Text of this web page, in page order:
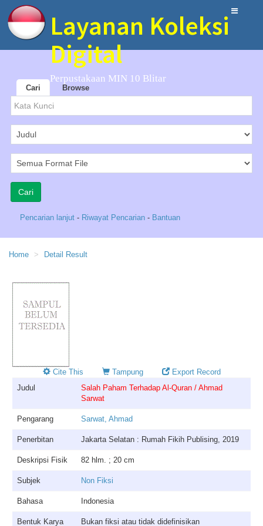
Layanan Koleksi
Digital
Perpustakaan MIN 10 Blitar
Cari Browse
Pencarian lanjut - Riwayat Pencarian - Bantuan
Home Detail Result
Cite This Tampung
Export Record
Judul
Salah Paham Terhadap Al-Quran / Ahmad
Sarwat
Pengarang Sarwat, Ahmad
Penerbitan Jakarta Selatan : Rumah Fikih Publising, 2019
Deskripsi Fisik 82 hlm. ; 20 cm
Subjek Non Fiksi
Bahasa Indonesia
Bentuk Karya Bukan fiksi atau tidak didefinisikan